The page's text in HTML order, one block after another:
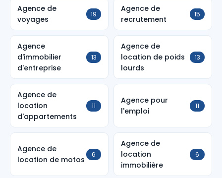
Agence de
voyages
19
Agence de
recrutement
15
Agence
d'immobilier
d'entreprise
13
Agence de
location de poids
lourds
13
Agence de
location
d'appartements
11
Agence pour
l'emploi
11
Agence de
location de motos
6
Agence de
location
immobilière
6